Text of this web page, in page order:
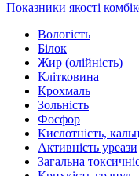
Показники якості
Вологість
Білок
Жир (олійність)
Клітковина
Крохмаль
Зольність
Фосфор
Кислотність,
Активність уреази
Загальна